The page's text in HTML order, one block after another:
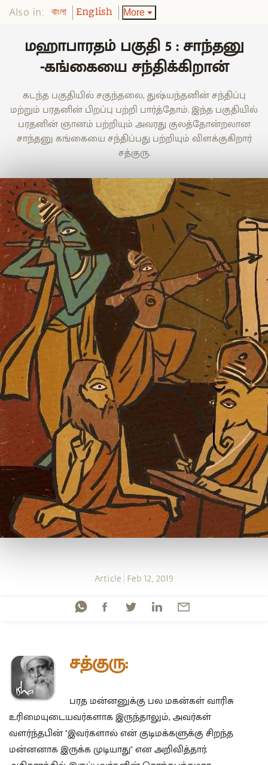
Also in: বাংলা English More
மஹாபாரதம் பகுதி 5 : சாந்தனு
-கங்கையை சந்திக்கிறான்
கடந்த ‌பகுதியில் சகுந்தலை, துஷ்யந்தனின் சந்திப்பு
மற்றும் பரதனின் பிறப்பு பற்றி பார்த்தோம். இந்த பகுதியில்
பரதனின் ஞானம் பற்றியும் அவரது குலத்தோன்றலான
சாந்தனு கங்கையை சந்திப்பது பற்றியும் விளக்குகிறார்
சத்குரு.
Article Feb 12, 2019
சத்குரு:
பரத மன்னனுக்கு பல மகன்கள் வாரிசு
உரிமையுடையவர்களாக இருந்தாலும், அவர்கள்
வளர்ந்தபின் "இவர்களால் என் குடிமக்களுக்கு சிறந்த
மன்னனாக இருக்க முடியாது" என அறிவித்தார்.